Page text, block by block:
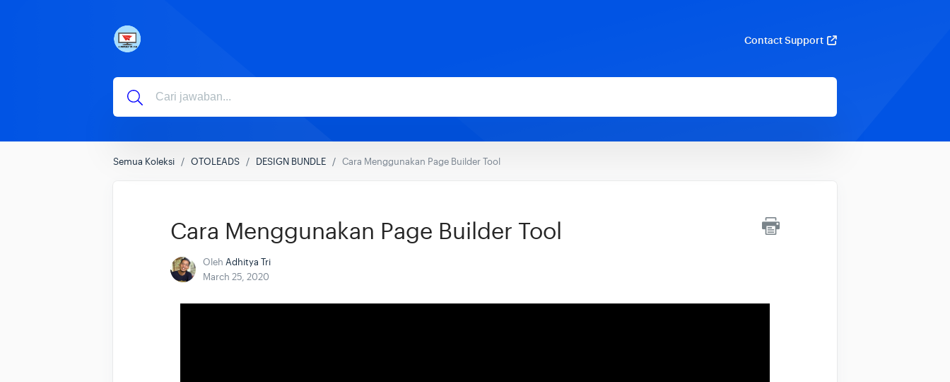
Contact Support
Semua Koleksi OTOLEADS DESIGN BUNDLE Cara Menggunakan Page Builder Tool
Cara Menggunakan Page Builder Tool
Oleh Adhitya Tri
March 25, 2020